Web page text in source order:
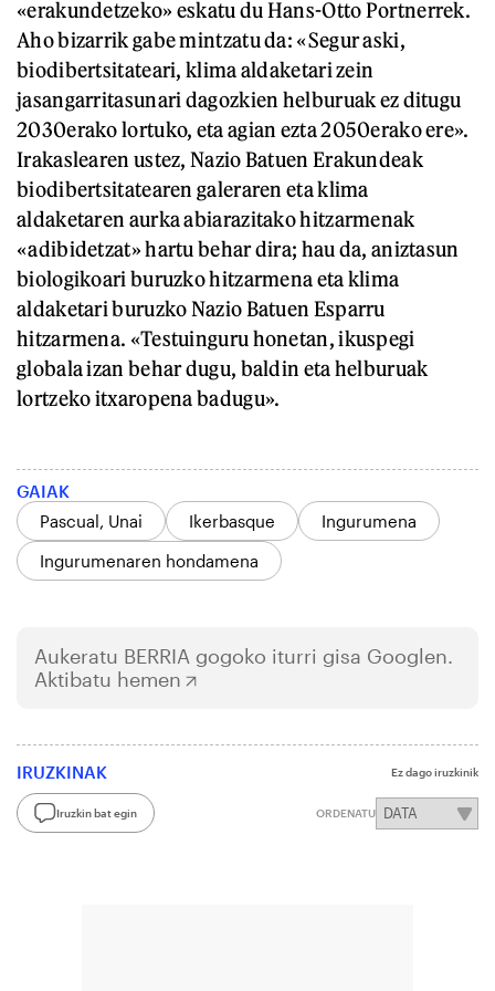
«erakundetzeko» eskatu du Hans-Otto Portnerrek.
Aho bizarrik gabe mintzatu da: «Segur aski,
biodibertsitateari, klima aldaketari zein
jasangarritasunari dagozkien helburuak ez ditugu
2030erako lortuko, eta agian ezta 2050erako ere».
Irakaslearen ustez, Nazio Batuen Erakundeak
biodibertsitatearen galeraren eta klima
aldaketaren aurka abiarazitako hitzarmenak
«adibidetzat» hartu behar dira; hau da, aniztasun
biologikoari buruzko hitzarmena eta klima
aldaketari buruzko Nazio Batuen Esparru
hitzarmena. «Testuinguru honetan, ikuspegi
globala izan behar dugu, baldin eta helburuak
lortzeko itxaropena badugu».
GAIAK
Pascual, Unai
Ikerbasque
Ingurumena
Ingurumenaren hondamena
Aukeratu BERRIA gogoko iturri gisa Googlen.
Aktibatu hemen
IRUZKINAK Ez dago iruzkinik
Iruzkin bat egin ORDENATU